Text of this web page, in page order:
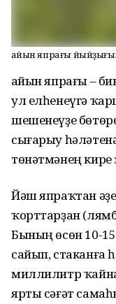
Ҡайын япрағы
Ҡайын япрағы –
ул елһенеүгә
шешенеүҙе
сығарыу
төнәтмәнең кире
Йәш япраҡтан
ҡорттарҙан
Бының өсөн 10-
сайып, стаканға
миллилитр
ярты сәғәт